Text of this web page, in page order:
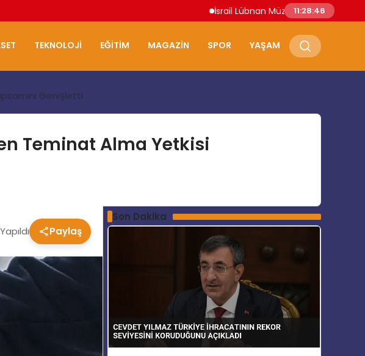
İsrail Lübnan Müzakereleri Roma’da
11:28:47
TEKNOLOJI EĞITIM MAGAZIN SPOR YAŞAM
Genişletti
Teminat Alma Yetkisi
Paylaş
Son Dakika